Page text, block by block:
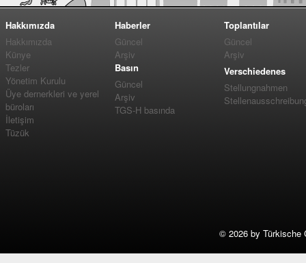
Hakkımızda
Hakkımızda
Künye
Tezler
Yönetim Kurulu
Üye dernerkleri ve yerel
büroları
İletişim
Tüzük
Haberler
Güncel
Arşiv
Basın
Güncel
Arşiv
TGS-H basında
Toplantılar
Güncel
Arşiv
Verschiedenes
Stellungnahmen
© 2026 by Türkische